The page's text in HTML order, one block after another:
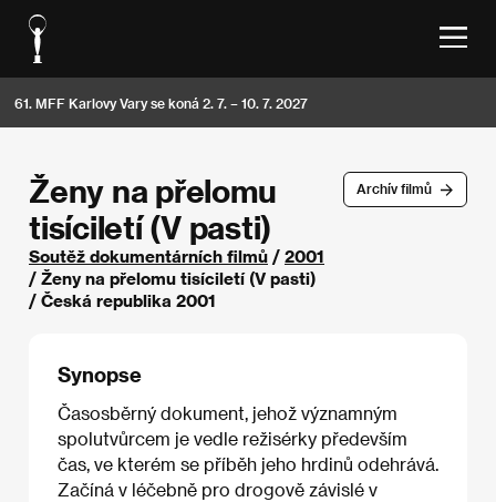
61. MFF Karlovy Vary se koná 2. 7. – 10. 7. 2027
Archív filmů
Ženy na přelomu
tisíciletí (V pasti)
Soutěž dokumentárních filmů / 2001
/ Ženy na přelomu tisíciletí (V pasti)
/ Česká republika 2001
Synopse
Časosběrný dokument, jehož významným
spolutvůrcem je vedle režisérky především
čas, ve kterém se příběh jeho hrdinů odehrává.
Začíná v léčebně pro drogově závislé v